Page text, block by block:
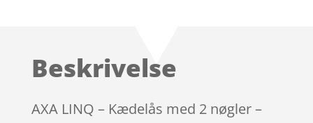
Beskrivelse
AXA LINQ – Kædelås med 2 nøgler –